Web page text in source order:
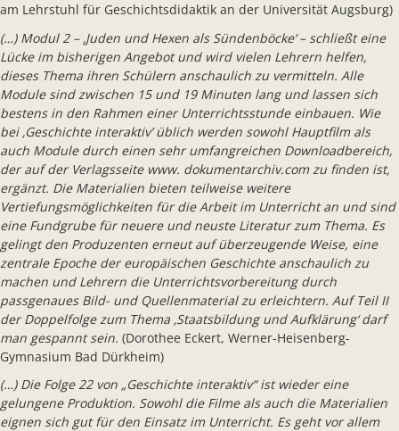
am Lehrstuhl für Geschichtsdidaktik an der Universität Augsburg)
(…) Modul 2 – ‚Juden und Hexen als Sündenböcke‘ – schließt eine
Lücke im bisherigen Angebot und wird vielen Lehrern helfen,
dieses Thema ihren Schülern anschaulich zu vermitteln. Alle
Module sind zwischen 15 und 19 Minuten lang und lassen sich
bestens in den Rahmen einer Unterrichtsstunde einbauen. Wie
bei ‚Geschichte interaktiv’ üblich werden sowohl Hauptfilm als
auch Module durch einen sehr umfangreichen Downloadbereich,
der auf der Verlagsseite www. dokumentarchiv.com zu finden ist,
ergänzt. Die Materialien bieten teilweise weitere
Vertiefungsmöglichkeiten für die Arbeit im Unterricht an und sind
eine Fundgrube für neuere und neuste Literatur zum Thema. Es
gelingt den Produzenten erneut auf überzeugende Weise, eine
zentrale Epoche der europäischen Geschichte anschaulich zu
machen und Lehrern die Unterrichtsvorbereitung durch
passgenaues Bild- und Quellenmaterial zu erleichtern. Auf Teil II
der Doppelfolge zum Thema ‚Staatsbildung und Aufklärung‘ darf
man gespannt sein. (Dorothee Eckert, Werner-Heisenberg-
Gymnasium Bad Dürkheim)
(…) Die Folge 22 von „Geschichte interaktiv“ ist wieder eine
gelungene Produktion. Sowohl die Filme als auch die Materialien
eignen sich gut für den Einsatz im Unterricht. Es geht vor allem